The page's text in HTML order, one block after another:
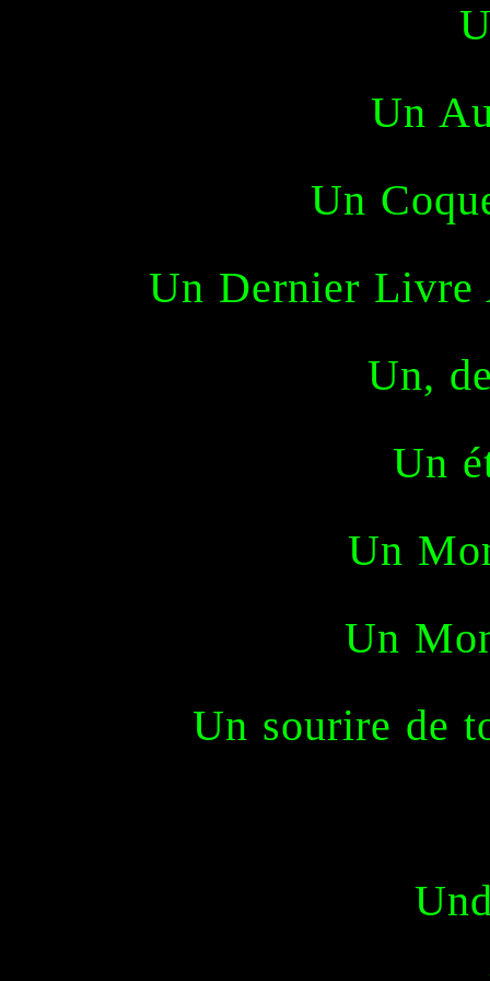
Un
Un
Un Dernier Livre
Un,
Un
Un
Un
Un sourire de